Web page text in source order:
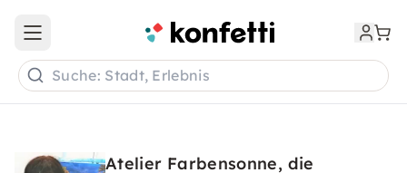
Open main menu
Suche: Stadt, Erlebnis
Atelier Farbensonne, die